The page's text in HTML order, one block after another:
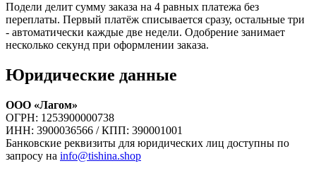
Подели делит сумму заказа на 4 равных платежа без
переплаты. Первый платёж списывается сразу, остальные три
- автоматически каждые две недели. Одобрение занимает
несколько секунд при оформлении заказа.
Юридические данные
ООО «Лагом»
ОГРН: 1253900000738
ИНН: 3900036566 / КПП: 390001001
Банковские реквизиты для юридических лиц доступны по
запросу на info@tishina.shop